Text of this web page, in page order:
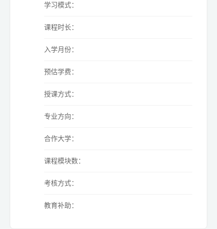
学习模式：
课程时长：
入学月份：
预估学费：
授课方式：
专业方向：
合作大学：
课程模块数：
考核方式：
教育补助：